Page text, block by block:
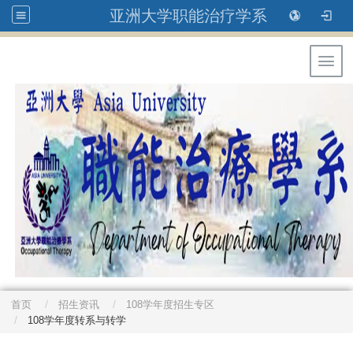
亚洲大学职能治疗学系
首页 招生资讯
108学年度招生专区
108学年度转系与转学